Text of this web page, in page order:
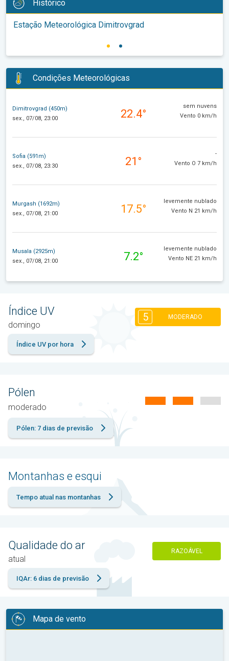
Histórico
Estação Meteorológica Dimitrovgrad
Condições Meteorológicas
Dimitrovgrad (450m)
sex., 07/08, 23:00
22.4°
sem nuvens
Vento 0 km/h
Sofia (591m)
sex., 07/08, 23:30
21°
-
Vento O 7 km/h
Murgash (1692m)
sex., 07/08, 21:00
17.5°
levemente nublado
Vento N 21 km/h
Musala (2925m)
sex., 07/08, 21:00
7.2°
levemente nublado
Vento NE 21 km/h
Índice UV
domingo
5 MODERADO
Índice UV por hora
Pólen
moderado
Pólen: 7 dias de previsão
Montanhas e esqui
Tempo atual nas montanhas
Qualidade do ar
atual
RAZOÁVEL
IQAr: 6 dias de previsão
Mapa de vento